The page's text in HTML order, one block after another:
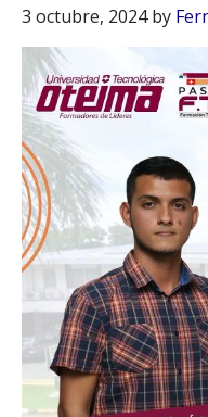
3 octubre, 2024by